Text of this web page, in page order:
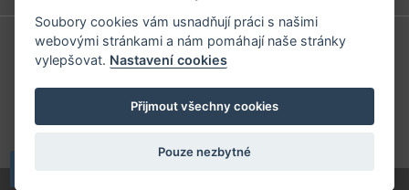
Příhlášení | Registrace
Kontaktní informace
Mapa stránek
Soubory cookies vám usnadňují práci s našimi
webovými stránkami a nám pomáhají naše stránky
vylepšovat. Nastavení cookies
Přijmout všechny cookies
Pouze nezbytné